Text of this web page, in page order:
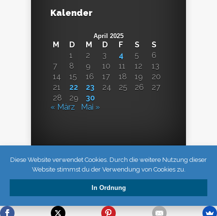
Kalender
April 2025
M D M D F S
S
1
2 3 4 5
6
7
8 9 10 11 12
13
14
15 16 17 18 19
20
21
22 23 24 25 26
27
28
29
30
« März
Mai »
Diese Website verwendet Cookies. Durch die weitere Nutzung dieser
Website stimmst du der Verwendung von Cookies zu.
In Ordnung